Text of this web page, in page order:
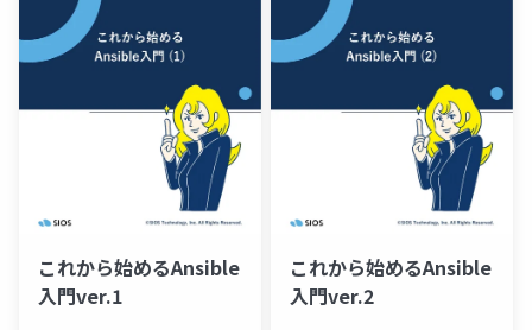
これから始めるAnsible
入門ver.1
これから始めるAnsible
入門ver.2